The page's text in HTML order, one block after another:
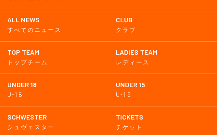
ALL NEWS
すべてのニュース
CLUB
クラブ
TOP TEAM
トップチーム
LADIES TEAM
レディース
UNDER 18
U-18
UNDER 15
U-15
SCHWESTER
シュヴェスター
TICKETS
チケット